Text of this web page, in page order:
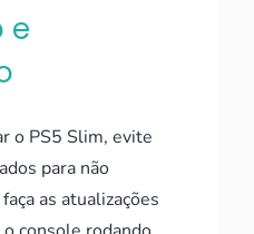
e
o PS5 Slim, evite
para não
as atualizações